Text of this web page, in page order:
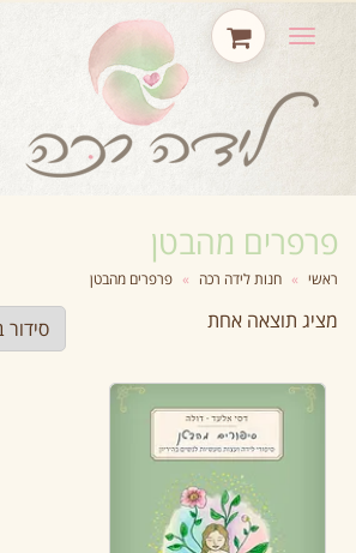
תפריט
פרפרים מהבטן
ראשי » חנות לידה רכה » פרפרים מהבטן
מציג תוצאה אחת